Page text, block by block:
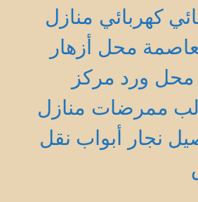
كهربائي منازل
محل أزهار
محل ورد مركز
ممرضات منازل
نجار أبواب نقل